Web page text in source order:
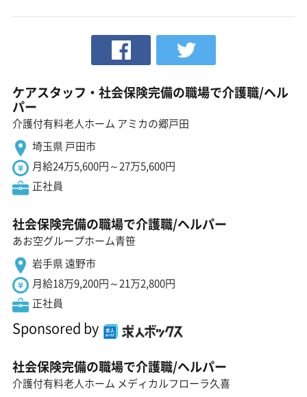
ケアスタッフ・社会保険完備の職場で介護職/ヘル
パー
介護付有料老人ホーム アミカの郷戸田
埼玉県 戸田市
月給24万5,600円～27万5,600円
正社員
社会保険完備の職場で介護職/ヘルパー
あお空グループホーム青笹
岩手県 遠野市
月給18万9,200円～21万2,800円
正社員
Sponsored by
社会保険完備の職場で介護職/ヘルパー
介護付有料老人ホーム メディカルフローラ久喜